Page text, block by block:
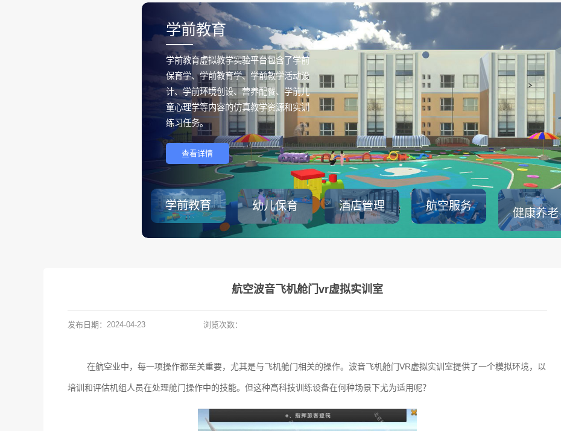
学前教育
——
学前教育虚拟教学实验平台包含了学前
保育学、学前教育学、学前教学活动设
计、学前环境创设、营养配餐、学前儿
童心理学等内容的仿真教学资源和实训
练习任务。
查看详情
学前教育 幼儿保育 酒店管理 航空服务
健康养老
航空波音飞机舱门vr虚拟实训室
发布日期： 2024-04-23 浏览次数：
在航空业中，每一项操作都至关重要，尤其是与飞机舱门相关的操作。波音飞机舱门VR虚拟实训室提供了一个模拟环境，以
培训和评估机组人员在处理舱门操作中的技能。但这种高科技训练设备在何种场景下尤为适用呢？